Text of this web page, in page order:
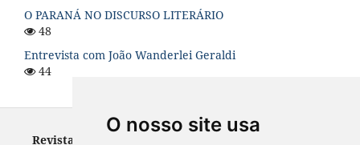
O nosso site usa
O PARANÁ NO DISCURSO LITERÁRIO
48
Entrevista com João Wanderlei Geraldi
44
Revista Letras - ISSN 0100-0888 (versão impressa) e